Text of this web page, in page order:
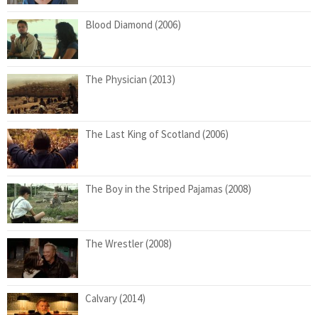
Blood Diamond (2006)
The Physician (2013)
The Last King of Scotland (2006)
The Boy in the Striped Pajamas (2008)
The Wrestler (2008)
Calvary (2014)